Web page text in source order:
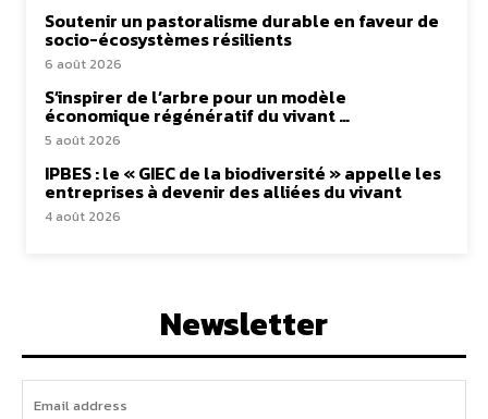
Soutenir un pastoralisme durable en faveur de
socio-écosystèmes résilients
6 août 2026
S’inspirer de l’arbre pour un modèle
économique régénératif du vivant …
5 août 2026
IPBES : le « GIEC de la biodiversité » appelle les
entreprises à devenir des alliées du vivant
4 août 2026
Newsletter